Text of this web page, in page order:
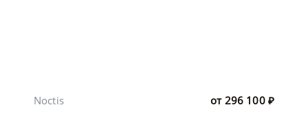
от 296 100 ₽
Noctis